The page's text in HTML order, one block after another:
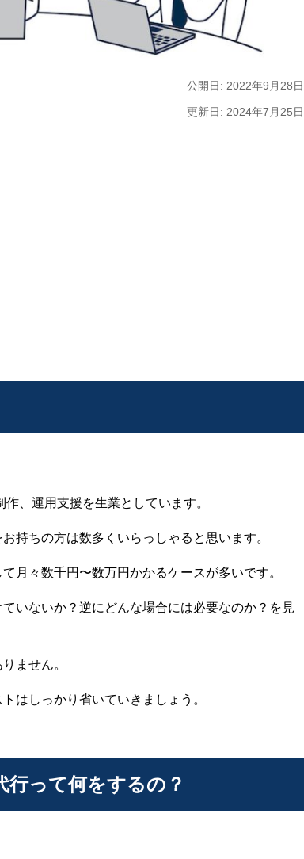
公開日: 2022年9月28日
更新日: 2024年7月25日
、運用支援を生業としています。
持ちの方は数多くいらっしゃると思います。
月々数千円〜数万円かかるケースが多いです。
いないか？逆にどんな場合には必要なのか？を見
ません。
はしっかり省いていきましょう。
って何をするの？